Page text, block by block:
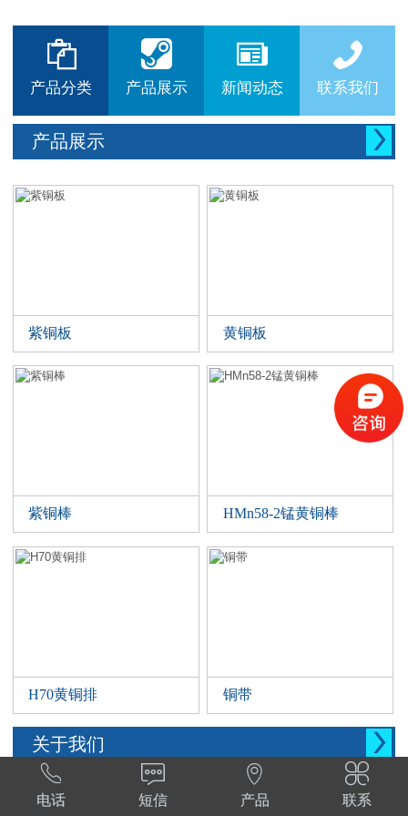



产品分类

产品展示

新闻动态

联系我们
产品展示 
紫铜板 黄铜板
紫铜棒 HMn58-2锰黄铜棒
H70黄铜排 铜带
关于我们 
西安晨腾物资有限公司 常年销售铜管，铜棒。
铜棒，铜排等。材质:T1,T2,T3,TP2,Tu1,TU2,

电话

短信

产品

联系